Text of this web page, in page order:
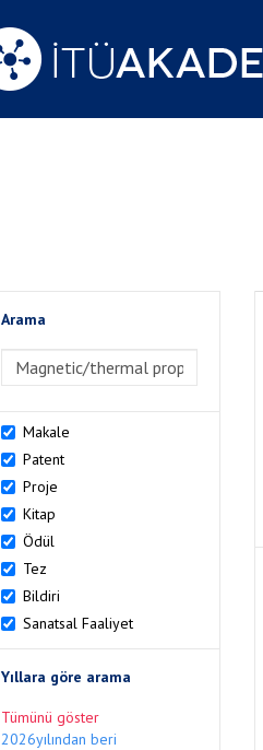
Arama
>Arama
Makale
Patent
Proje
Kitap
Ödül
Tez
Bildiri
Sanatsal Faaliyet
Yıllara göre arama
Tümünü göster
2026yılından beri